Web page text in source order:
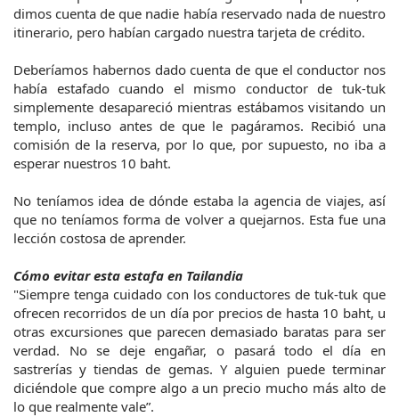
dimos cuenta de que nadie había reservado nada de nuestro
itinerario, pero habían cargado nuestra tarjeta de crédito.
Deberíamos habernos dado cuenta de que el conductor nos
había estafado cuando el mismo conductor de tuk-tuk
simplemente desapareció mientras estábamos visitando un
templo, incluso antes de que le pagáramos. Recibió una
comisión de la reserva, por lo que, por supuesto, no iba a
esperar nuestros 10 baht.
No teníamos idea de dónde estaba la agencia de viajes, así
que no teníamos forma de volver a quejarnos. Esta fue una
lección costosa de aprender.
Cómo evitar esta estafa en Tailandia
"Siempre tenga cuidado con los conductores de tuk-tuk que
ofrecen recorridos de un día por precios de hasta 10 baht, u
otras excursiones que parecen demasiado baratas para ser
verdad. No se deje engañar, o pasará todo el día en
sastrerías y tiendas de gemas. Y alguien puede terminar
diciéndole que compre algo a un precio mucho más alto de
lo que realmente vale”.